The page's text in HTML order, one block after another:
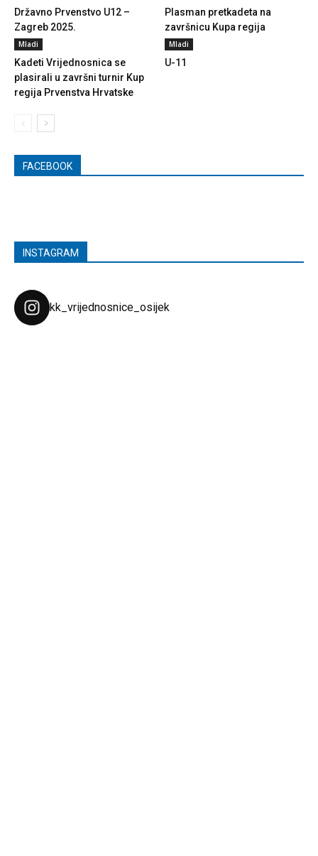
Državno Prvenstvo U12 –
Zagreb 2025.
Plasman pretkadeta na
završnicu Kupa regija
Mladi
Kadeti Vrijednosnica se
plasirali u završni turnir Kup
regija Prvenstva Hrvatske
Mladi
U-11
FACEBOOK
INSTAGRAM
kk_vrijednosnice_osijek